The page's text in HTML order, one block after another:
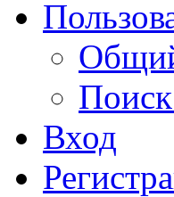
Поиск
Вход